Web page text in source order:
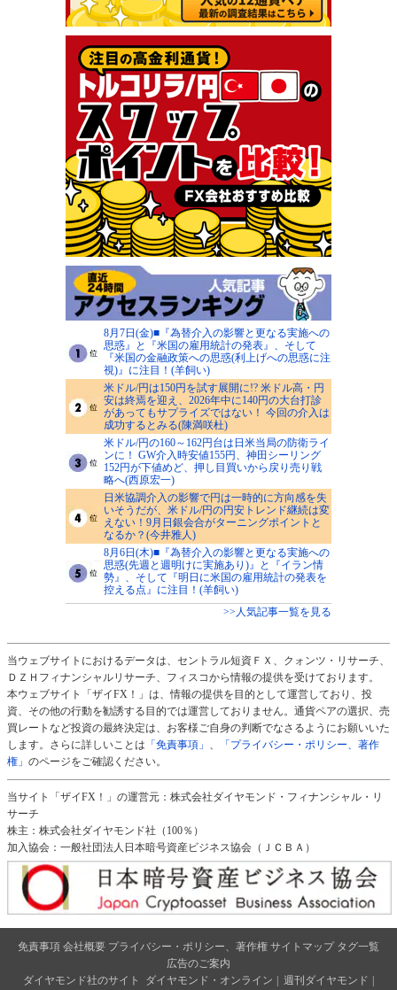
8月7日(金)■『為替介入の影響と更なる実施への
思惑』と『米国の雇用統計の発表』、そして
『米国の金融政策への思惑(利上げへの思惑に注
視)』に注目！(羊飼い)
米ドル/円は150円を試す展開に!? 米ドル高・円
安は終焉を迎え、2026年中に140円の大台打診
があってもサプライズではない！ 今回の介入は
成功するとみる(陳満咲杜)
米ドル/円の160～162円台は日米当局の防衛ライ
ンに！ GW介入時安値155円、神田シーリング
152円が下値めど、押し目買いから戻り売り戦
略へ(西原宏一)
日米協調介入の影響で円は一時的に方向感を失
いそうだが、米ドル/円の円安トレンド継続は変
えない！9月日銀会合がターニングポイントと
なるか？(今井雅人)
8月6日(木)■『為替介入の影響と更なる実施への
思惑(先週と週明けに実施あり)』と『イラン情
勢』、そして『明日に米国の雇用統計の発表を
控える点』に注目！(羊飼い)
>>人気記事一覧を見る
当ウェブサイトにおけるデータは、セントラル短資ＦＸ、クォンツ・リサーチ、
ＤＺＨフィナンシャルリサーチ、フィスコから情報の提供を受けております。
本ウェブサイト「ザイFX！」は、情報の提供を目的として運営しており、投
資、その他の行動を勧誘する目的では運営しておりません。通貨ペアの選択、売
買レートなど投資の最終決定は、お客様ご自身の判断でなさるようにお願いいた
します。さらに詳しいことは 「免責事項」
「プライバシー・ポリシー、著作
権」 のページをご確認ください。
当サイト「ザイFX！」の運営元：株式会社ダイヤモンド・フィナンシャル・リ
サーチ
株主：株式会社ダイヤモンド社（100％）
加入協会：一般社団法人日本暗号資産ビジネス協会（ＪＣＢＡ）
免責事項 会社概要 プライバシー・ポリシー、著作権 サイトマップ タグ一覧
広告のご案内
ダイヤモンド社のサイト
ダイヤモンド・オンライン 週刊ダイヤモンド